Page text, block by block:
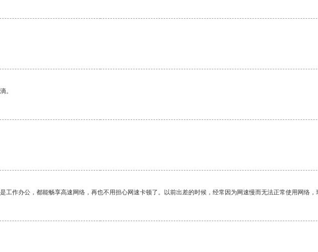
。
作办公，都能畅享高速网络，再也不用担心网速卡顿了。以前出差的时候，经常因为网速慢而无法正常使用网络，